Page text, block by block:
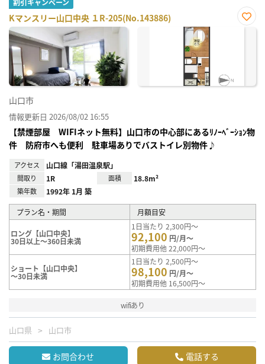
Kマンスリー山口中央 １R-205(No.143886)
お気
山口市
情報更新日 2026/08/02 16:55
【禁煙部屋 WIFIネット無料】山口市の中心部にあるﾘﾉｰﾍﾞｰｼｮﾝ物
件 防府市へも便利 駐車場ありでバストイレ別物件♪
アクセス 山口線「湯田温泉駅」
間取り 1R 面積 18.8m²
築年数 1992年 1月 築
プラン名・期間 月額目安
ロング【山口中央】
30日以上～360日未満
1日当たり 2,300円～
92,100 円/月～
初期費用他 22,000円～
ショート【山口中央】
～30日未満
1日当たり 2,500円～
98,100 円/月～
初期費用他 16,500円～
wifiあり
山口県 山口市
お問合わせ 電話する